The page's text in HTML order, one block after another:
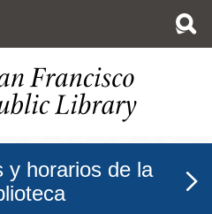
y horarios de la